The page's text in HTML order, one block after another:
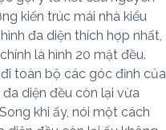
kiến trúc mái nhà kiểu
đa diện thích hợp nhất,
là hình 20 mặt đều.
toàn bộ các góc đỉnh của
diện đều còn lại vừa
khi ấy, nói một cách